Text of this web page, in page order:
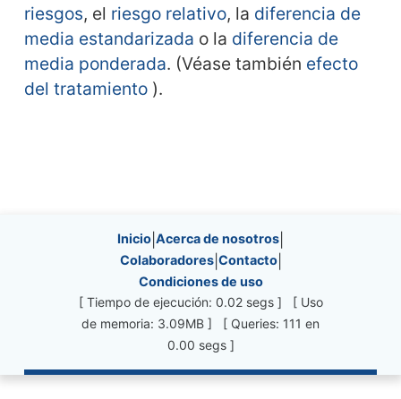
riesgos, el riesgo relativo, la diferencia de
media estandarizada o la diferencia de
media ponderada. (Véase también efecto
del tratamiento).
Site information, links, etc.
Inicio Acerca de nosotros
Colaboradores| Contacto|
Condiciones de uso
[ Tiempo de ejecución: 0.02 segs ] [ Uso
de memoria: 3.09MB ] [ Queries: 111 en
0.00 segs ]